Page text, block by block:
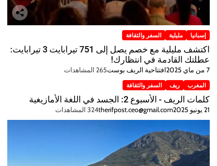
إسبانيا مليلية السفر والثقافة
اكتشف مليلية مع خصم يصل إلى 751 تيرابايت 3 تيرابايت:
عطلتك القادمة في انتظارك!
7 من ماي 2025 افتتاحية الريف بوست265 المشاهدات
المغرب ريف السفر والثقافة
كلمات الريف - الأسبوع 2: الجسد في اللغة الأمازيغية
21 يونيو 2025 therifpost.ceo@gmail.com324 المشاهدات